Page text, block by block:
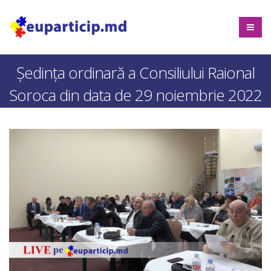
Ședința ordinară a Consiliului Raional
Soroca din data de 29 noiembrie 2022